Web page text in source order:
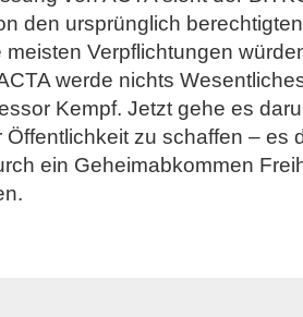
den ursprünglich
meisten Verpflichtungen
werde nichts
Kempf. Jetzt gehe es
zu schaffen – es
ein Geheimabkommen